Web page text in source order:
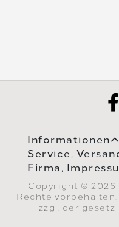
Informationen
Service,
Firma,
Copyright © 2026
Rechte vorbehalten.
zzgl. der